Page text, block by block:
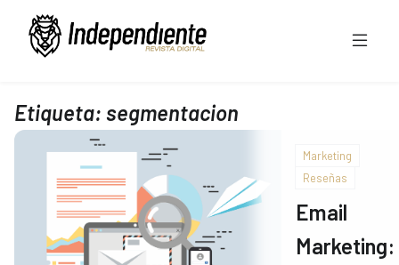
Etiqueta: segmentacion
Marketing
Reseñas
Email
Marketing: